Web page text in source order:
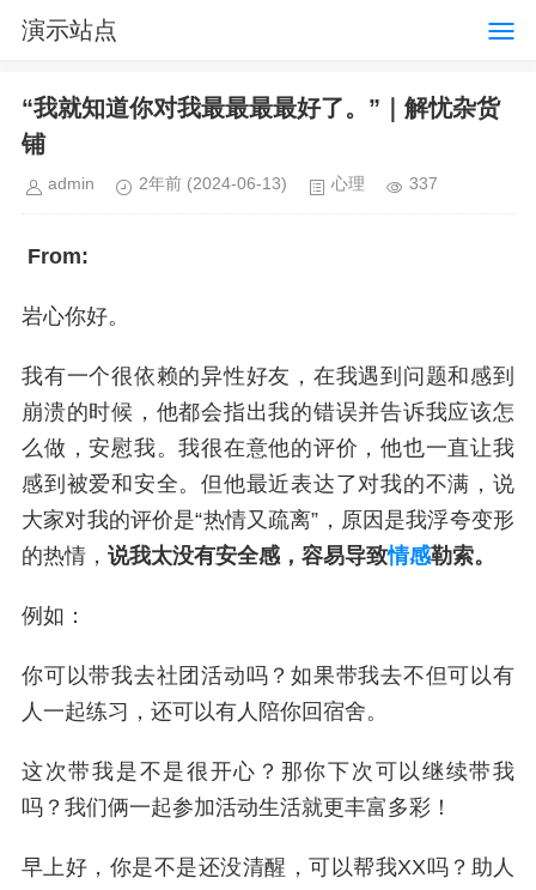
演示站点
“我就知道你对我最最最最好了。”｜解忧杂货
铺
admin 2年前 (2024-06-13) 心理 337
From:
岩心你好。
我有一个很依赖的异性好友，在我遇到问题和感到
崩溃的时候，他都会指出我的错误并告诉我应该怎
么做，安慰我。我很在意他的评价，他也一直让我
感到被爱和安全。但他最近表达了对我的不满，说
大家对我的评价是“热情又疏离”，原因是我浮夸变形
的热情， 说我太没有安全感，容易导致情感勒索。
例如：
你可以带我去社团活动吗？如果带我去不但可以有
人一起练习，还可以有人陪你回宿舍。
这次带我是不是很开心？那你下次可以继续带我
吗？我们俩一起参加活动生活就更丰富多彩！
早上好，你是不是还没清醒，可以帮我XX吗？助人